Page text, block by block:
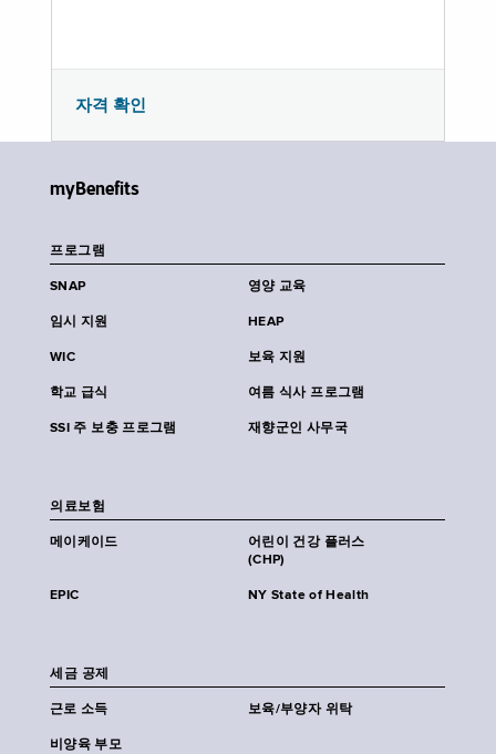
자격 확인
myBenefits
프로그램
SNAP 영양 교육
임시 지원 HEAP
WIC 보육 지원
학교 급식 여름 식사 프로그램
SSI 주 보충 프로그램 재향군인 사무국
의료보험
메이케이드
어린이 건강 플러스
(CHP)
EPIC NY State of Health
세금 공제
근로 소득 보육/부양자 위탁
비양육 부모